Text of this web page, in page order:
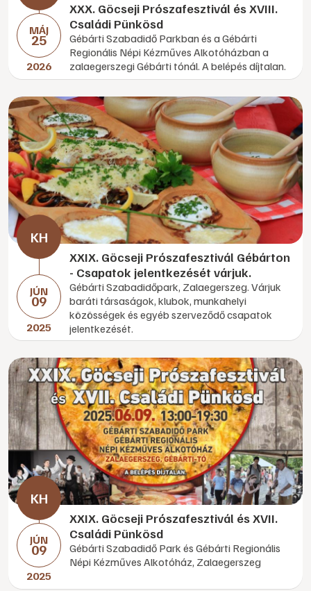
MÁJ
25
2026
XXX. Göcseji Prószafesztivál és XVIII.
Családi Pünkösd
Gébárti Szabadidő Parkban és a Gébárti
Regionális Népi Kézműves Alkotóházban a
zalaegerszegi Gébárti tónál. A belépés díjtalan.
JÚN
09
2025
XXIX. Göcseji Prószafesztivál Gébárton
- Csapatok jelentkezését várjuk.
Gébárti Szabadidőpark, Zalaegerszeg. Várjuk
baráti társaságok, klubok, munkahelyi
közösségek és egyéb szerveződő csapatok
jelentkezését.
JÚN
09
2025
XXIX. Göcseji Prószafesztivál és XVII.
Családi Pünkösd
Gébárti Szabadidő Park és Gébárti Regionális
Népi Kézműves Alkotóház, Zalaegerszeg